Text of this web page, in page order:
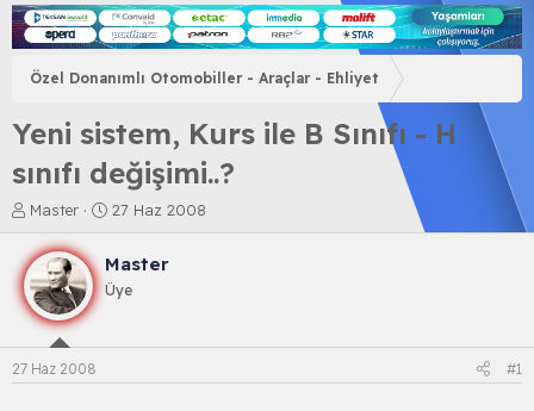
Özel Donanımlı Otomobiller - Araçlar - Ehliyet
Yeni sistem, Kurs ile B Sınıfı - H
sınıfı değişimi..?
K
o
n
b
u
y
a
Master
B
a
l
a
ç
27 Haz 2008
Master
Üye
27 Haz 2008 #1